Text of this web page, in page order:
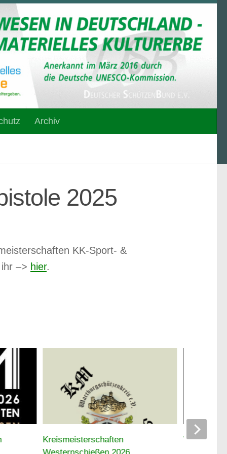
Archiv
2025
KK-Sport- &
–> hier.
Kreismeisterschaften